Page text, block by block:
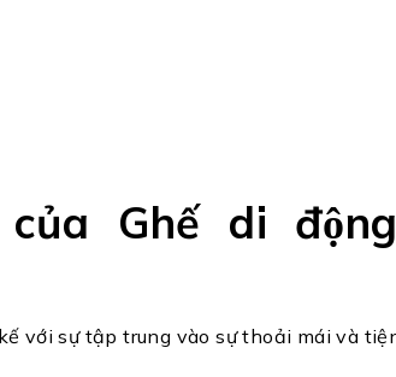
Ghế di
với sự tập trung vào sự thoải mái và